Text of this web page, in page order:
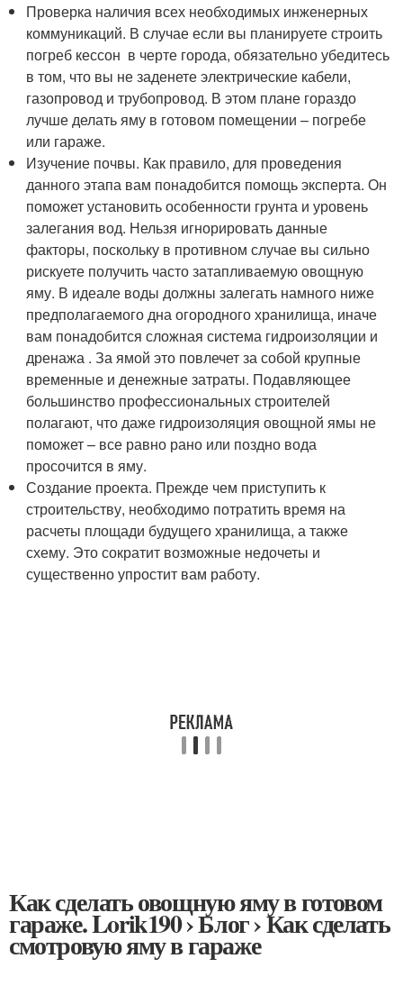
Проверка наличия всех необходимых инженерных
коммуникаций. В случае если вы планируете строить
погреб кессон в черте города, обязательно убедитесь
в том, что вы не заденете электрические кабели,
газопровод и трубопровод. В этом плане гораздо
лучше делать яму в готовом помещении – погребе
или гараже.
Изучение почвы. Как правило, для проведения
данного этапа вам понадобится помощь эксперта. Он
поможет установить особенности грунта и уровень
залегания вод. Нельзя игнорировать данные
факторы, поскольку в противном случае вы сильно
рискуете получить часто затапливаемую овощную
яму. В идеале воды должны залегать намного ниже
предполагаемого дна огородного хранилища, иначе
вам понадобится сложная система гидроизоляции и
дренажа . За ямой это повлечет за собой крупные
временные и денежные затраты. Подавляющее
большинство профессиональных строителей
полагают, что даже гидроизоляция овощной ямы не
поможет – все равно рано или поздно вода
просочится в яму.
Создание проекта. Прежде чем приступить к
строительству, необходимо потратить время на
расчеты площади будущего хранилища, а также
схему. Это сократит возможные недочеты и
существенно упростит вам работу.
Как сделать овощную яму в готовом
гараже. Lorik190 › Блог › Как сделать
смотровую яму в гараже